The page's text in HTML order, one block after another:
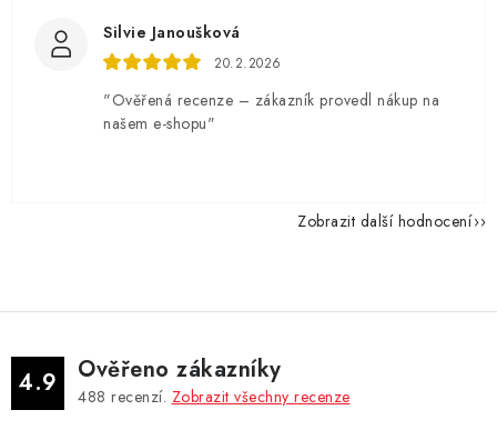
Silvie Janoušková
20.2.2026
"Ověřená recenze – zákazník provedl nákup na
našem e-shopu"
Zobrazit další hodnocení
4.9 Ověřeno zákazníky
488 recenzí. Zobrazit všechny recenze